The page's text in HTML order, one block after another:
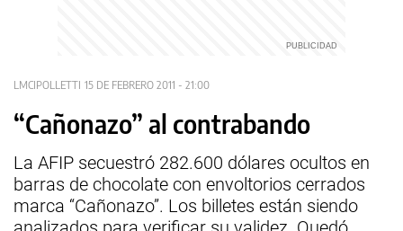
LMCIPOLLETTI 15 DE FEBRERO 2011 - 21:00
“Cañonazo” al contrabando
La AFIP secuestró 282.600 dólares ocultos en
barras de chocolate con envoltorios cerrados
marca “Cañonazo”. Los billetes están siendo